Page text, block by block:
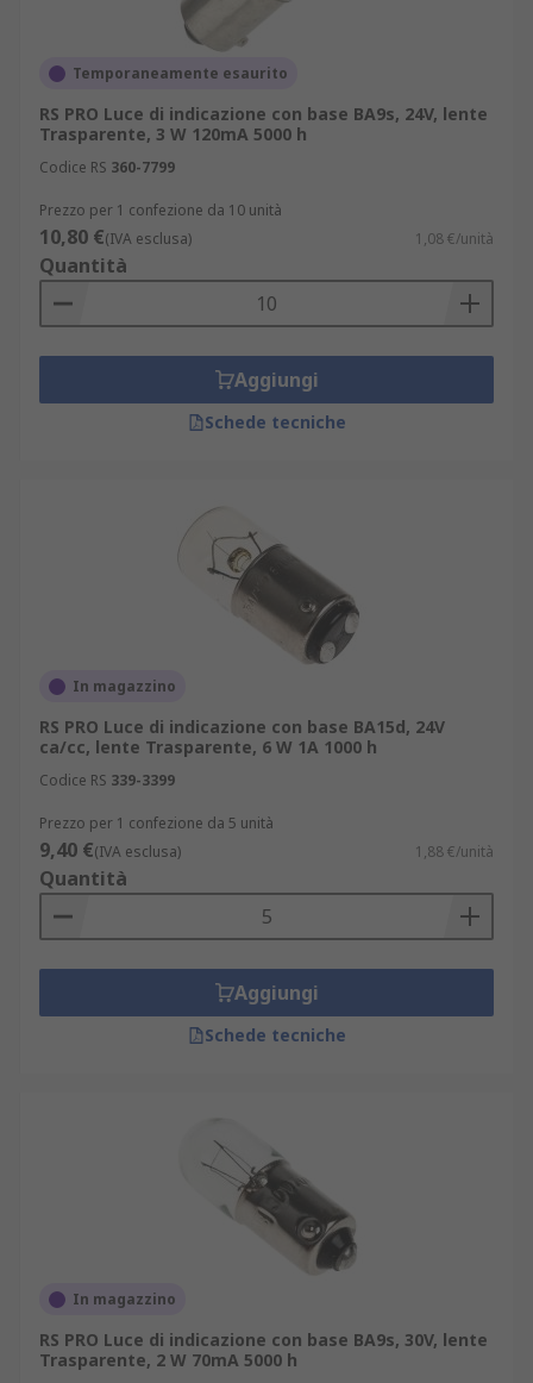
Temporaneamente esaurito
RS PRO Luce di indicazione con base BA9s, 24V, lente
Trasparente, 3 W 120mA 5000 h
Codice RS 360-7799
Prezzo per 1 confezione da 10 unità
10,80 €(IVA esclusa) 1,08 €/unità
Quantità
Aggiungi
Schede tecniche
In magazzino
RS PRO Luce di indicazione con base BA15d, 24V
ca/cc, lente Trasparente, 6 W 1A 1000 h
Codice RS 339-3399
Prezzo per 1 confezione da 5 unità
9,40 €(IVA esclusa) 1,88 €/unità
Quantità
Aggiungi
Schede tecniche
In magazzino
RS PRO Luce di indicazione con base BA9s, 30V, lente
Trasparente, 2 W 70mA 5000 h